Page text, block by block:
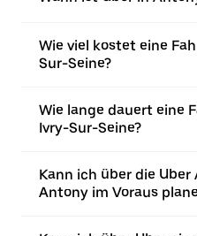
Wie viel kostet eine
Sur-Seine?
Wie lange dauert eine
Ivry-Sur-Seine?
Kann ich über die Uber
Antony im Voraus